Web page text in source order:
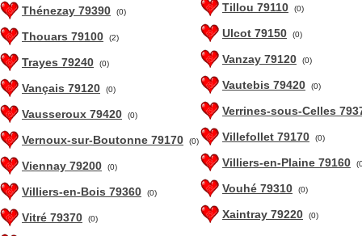
Thénezay 79390 (0)
Thouars 79100 (2)
Trayes 79240 (0)
Vançais 79120 (0)
Vausseroux 79420 (0)
Vernoux-sur-Boutonne 79170 (0)
Viennay 79200 (0)
Villiers-en-Bois 79360 (0)
Vitré 79370 (0)
Tillou 79110 (0)
Ulcot 79150 (0)
Vanzay 79120 (0)
Vautebis 79420 (0)
Verrines-sous-Celles
Villefollet 79170
(0)
Villiers-en-Plaine 79160
Vouhé 79310 (0)
Xaintray 79220 (0)